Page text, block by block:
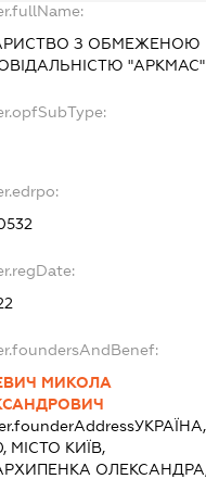
З ОБМЕЖЕНОЮ
"АРКМАС"
МИКОЛА
УКРАЇНА,
МІСТО КИЇВ,